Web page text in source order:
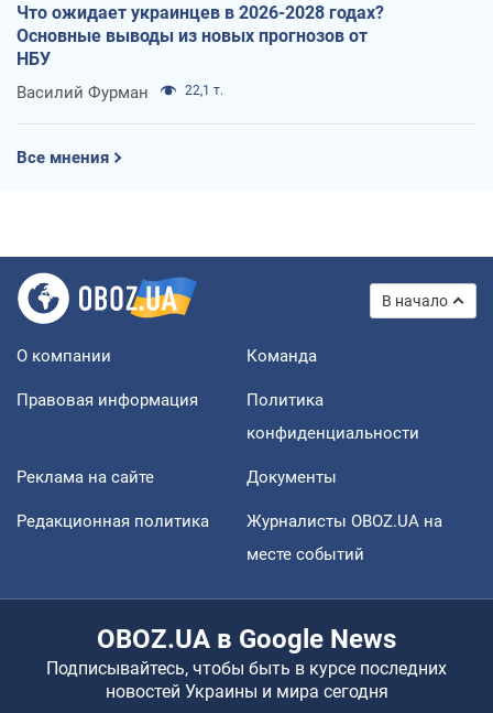
Что ожидает украинцев в 2026-2028 годах?
Основные выводы из новых прогнозов от
НБУ
Василий Фурман 22,1 т.
Все мнения
В начало
О компании Команда
Правовая информация
Политика
конфиденциальности
Реклама на сайте Документы
Редакционная политика
Журналисты OBOZ.UA на
месте событий
OBOZ.UA в Google News
Подписывайтесь, чтобы быть в курсе последних
новостей Украины и мира сегодня